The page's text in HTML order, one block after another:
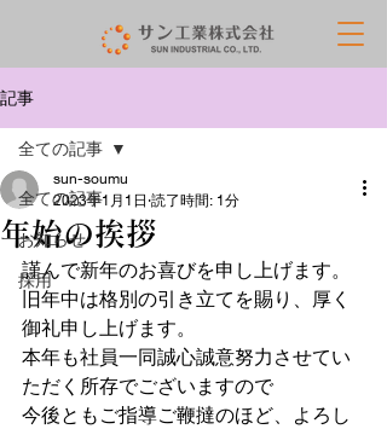
記事
全ての記事
お知らせ
採用
全ての記事
年始の挨拶
sun-soumu
2023年1月1日 読了時間: 1分
謹んで新年のお喜びを申し上げます。
旧年中は格別の引き立てを賜り、厚く
御礼申し上げます。
本年も社員一同誠心誠意努力させてい
ただく所存でございますので
今後ともご指導ご鞭撻のほど、よろし